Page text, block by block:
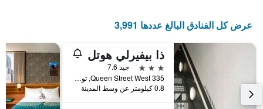
المخطط
متوسط
عرض كل الفنادق البالغ عددها 3,991
ذا بيفيرلي هوتل
3 نجوم
جيد 7.6
335 Queen Street West, تورونتو, ON, كندا
0.8 كيلومتر عن وسط المدينة